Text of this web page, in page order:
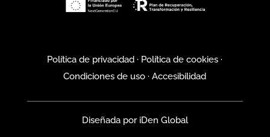
Política de privacidad · Política de cookies ·
Condiciones de uso ·Accesibilidad
Diseñada poriDen Global